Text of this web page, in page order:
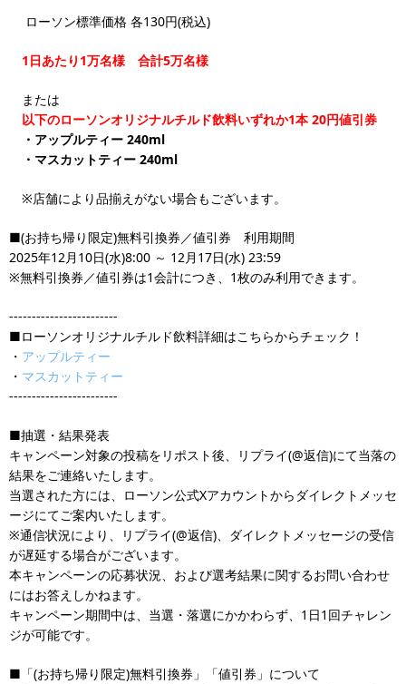
ローソン標準価格 各130円(税込)
1日あたり1万名様 合計5万名様
または
以下のローソンオリジナルチルド飲料いずれか1本 20円値引券
・アップルティー 240ml
・マスカットティー 240ml
※店舗により品揃えがない場合もございます。
■(お持ち帰り限定)無料引換券／値引券 利用期間
2025年12月10日(水)8:00 ～ 12月17日(水) 23:59
※無料引換券／値引券は1会計につき、1枚のみ利用できます。
------------------------
■ローソンオリジナルチルド飲料詳細はこちらからチェック！
・ アップルティー
・ マスカットティー
------------------------
■抽選・結果発表
キャンペーン対象の投稿をリポスト後、リプライ(@返信)にて当落の
結果をご連絡いたします。
当選された方には、ローソン公式Xアカウントからダイレクトメッセ
ージにてご案内いたします。
※通信状況により、リプライ(@返信)、ダイレクトメッセージの受信
が遅延する場合がございます。
本キャンペーンの応募状況、および選考結果に関するお問い合わせ
にはお答えしかねます。
キャンペーン期間中は、当選・落選にかかわらず、1日1回チャレン
ジが可能です。
■「(お持ち帰り限定)無料引換券」「値引券」について